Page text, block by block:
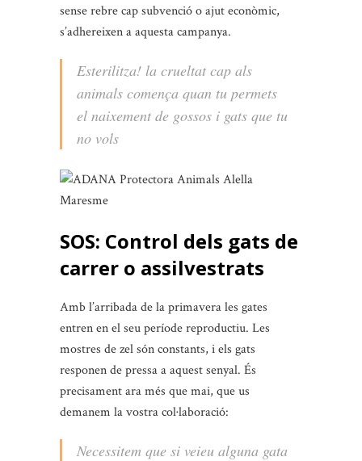
sense rebre cap subvenció o ajut econòmic,
s’adhereixen a aquesta campanya.
Esterilitza! la crueltat cap als
animals comença quan tu permets
el naixement de gossos i gats que tu
no vols
SOS: Control dels gats de
carrer o assilvestrats
Amb l’arribada de la primavera les gates
entren en el seu període reproductiu. Les
mostres de zel són constants, i els gats
responen de pressa a aquest senyal. És
precisament ara més que mai, que us
demanem la vostra col·laboració:
Necessitem que si veieu alguna gata